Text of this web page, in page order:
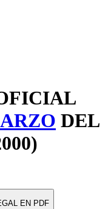
DEL
EN PDF